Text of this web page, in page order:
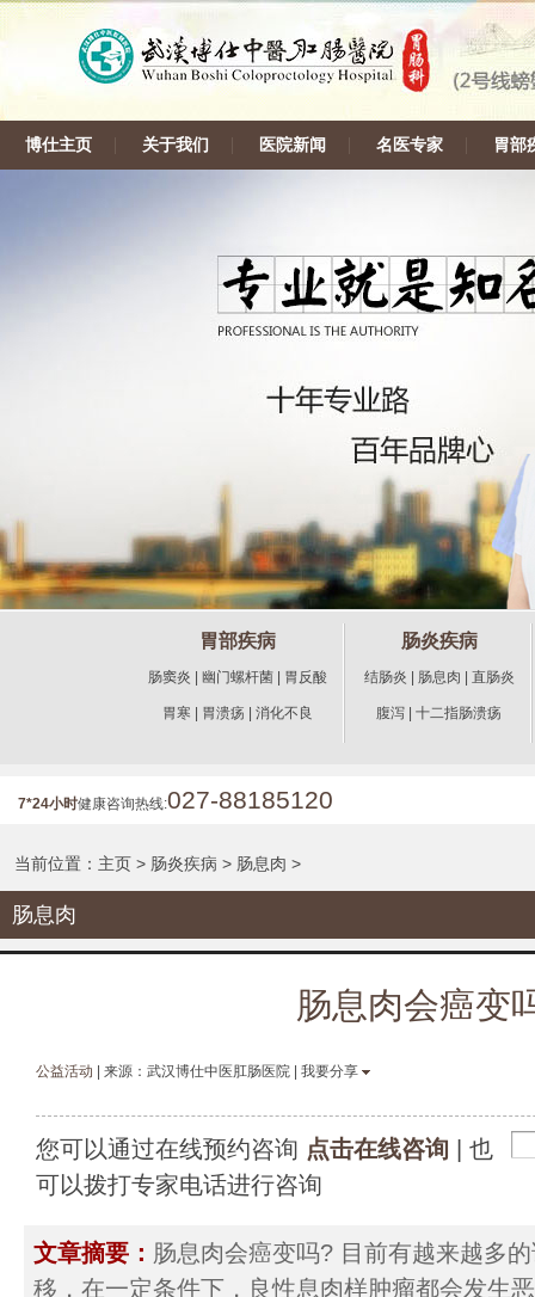
博仕主页 关于我们 医院新闻 名医专家 胃部
胃部疾病
肠窦炎 幽门螺杆菌| 胃反酸
胃寒 胃溃疡 消化不良
肠炎疾病
结肠炎 肠息肉 直肠炎
腹泻 十二指肠溃疡
7*24小时健康咨询热线:027-88185120
当前位置： 主页 > 肠炎疾病 > 肠息肉 >
肠息肉
肠息肉会癌变
公益活动 | 来源：武汉博仕中医肛肠医院 | 我要分享
您可以通过在线预约咨询 点击在线咨询 | 也
可以拨打专家电话进行咨询
文章摘要： 肠息肉会癌变吗? 目前有越来越多
移，在一定条件下，良性息肉样肿瘤都会发生